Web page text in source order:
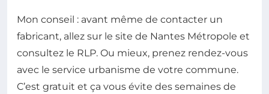
Mon conseil : avant même de contacter un
fabricant, allez sur le site de Nantes Métropole et
consultez le RLP. Ou mieux, prenez rendez-vous
avec le service urbanisme de votre commune.
C’est gratuit et ça vous évite des semaines de